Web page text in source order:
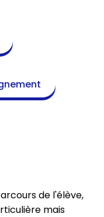
de l'élève,
mais